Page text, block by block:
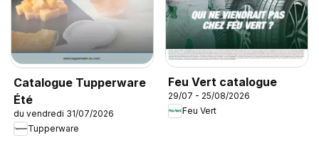
Catalogue Tupperware
Été
du vendredi 31/07/2026
Tupperware
Feu Vert catalogue
29/07 - 25/08/2026
Feu Vert